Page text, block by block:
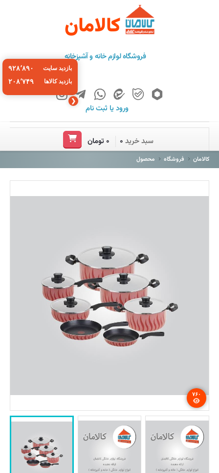
کالامان
فروشگاه لوازم خانه و آشپزخانه
ورودیا ثبت نام
فروشگاه
باشگاه مشتریان
سبد خرید ۰ ۰ تومان
کالامان فروشگاه محصول
۷۶۰
❮
بازدید سایت ۹۲۸٬۸۹۰
بازدید کالاها ۲۰۸٬۷۴۹